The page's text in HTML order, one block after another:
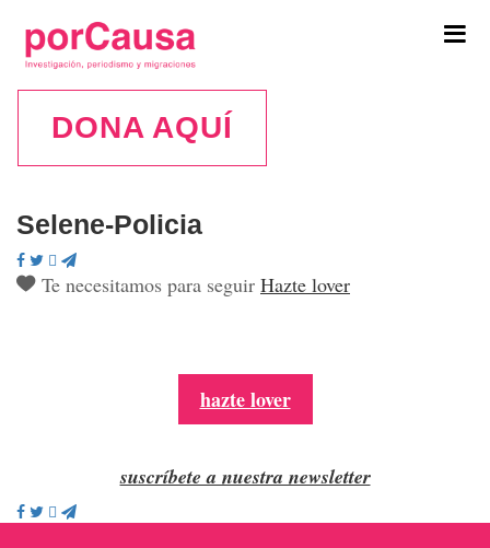
DONA AQUÍ
Selene-Policia
Te necesitamos para seguir Hazte lover
hazte lover
suscríbete a nuestra newsletter